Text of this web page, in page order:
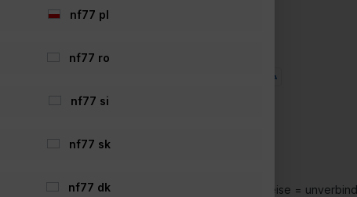
wenn nicht anders angegeben. Streichpreise =
nf77 pl
nf77 ro
nf77 si
nf77 sk
nf77 dk